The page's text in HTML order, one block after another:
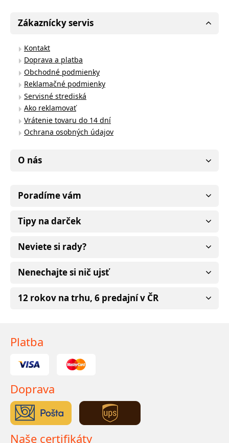
Zákaznícky servis
Kontakt
Doprava a platba
Obchodné podmienky
Reklamačné podmienky
Servisné strediská
Ako reklamovať
Vrátenie tovaru do 14 dní
Ochrana osobných údajov
O nás
Poradíme vám
Tipy na darček
Neviete si rady?
Nenechajte si nič ujsť
12 rokov na trhu, 6 predajní v ČR
Platba
Doprava
Naše certifikáty